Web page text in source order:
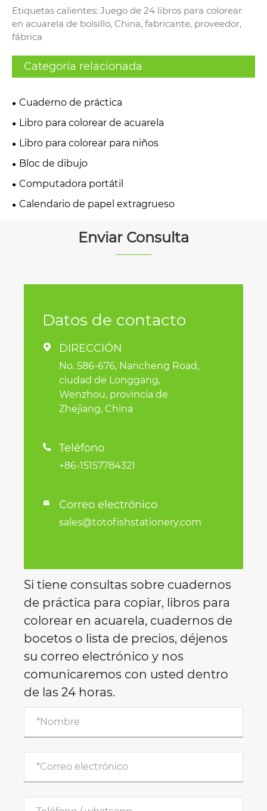
Etiquetas calientes: Juego de 24 libros para colorear
en acuarela de bolsillo, China, fabricante, proveedor,
fábrica
Categoría relacionada
Cuaderno de práctica
Libro para colorear de acuarela
Libro para colorear para niños
Bloc de dibujo
Computadora portátil
Calendario de papel extragrueso
Enviar Consulta
Datos de contacto
 DIRECCIÓN
No. 586-676, Nancheng Road,
ciudad de Longgang,
Wenzhou, provincia de
Zhejiang, China
 Teléfono
+86-15157784321
 Correo electrónico
sales@totofishstationery.com
Si tiene consultas sobre cuadernos
de práctica para copiar, libros para
colorear en acuarela, cuadernos de
bocetos o lista de precios, déjenos
su correo electrónico y nos
comunicaremos con usted dentro
de las 24 horas.